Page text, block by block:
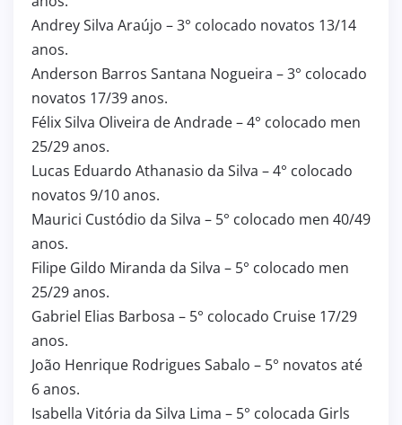
Andrey Silva Araújo – 3° colocado novatos 13/14
anos.
Anderson Barros Santana Nogueira – 3° colocado
novatos 17/39 anos.
Félix Silva Oliveira de Andrade – 4° colocado men
25/29 anos.
Lucas Eduardo Athanasio da Silva – 4° colocado
novatos 9/10 anos.
Maurici Custódio da Silva – 5° colocado men 40/49
anos.
Filipe Gildo Miranda da Silva – 5° colocado men
25/29 anos.
Gabriel Elias Barbosa – 5° colocado Cruise 17/29
anos.
João Henrique Rodrigues Sabalo – 5° novatos até
6 anos.
Isabella Vitória da Silva Lima – 5° colocada Girls